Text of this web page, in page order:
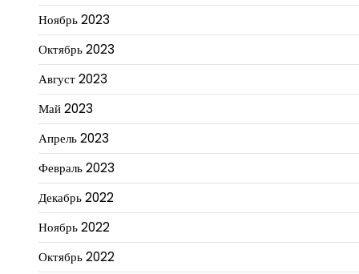
Ноябрь 2023
Октябрь 2023
Август 2023
Май 2023
Апрель 2023
Февраль 2023
Декабрь 2022
Ноябрь 2022
Октябрь 2022